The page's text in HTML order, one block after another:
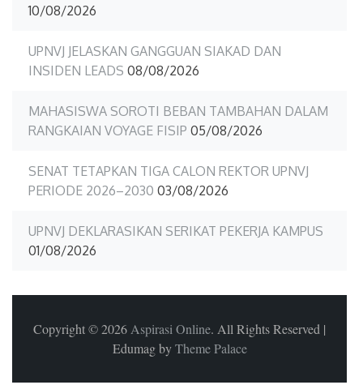
10/08/2026
UPNVJ JELASKAN GANGGUAN SIAKAD DAN
INSIDEN LEADS 08/08/2026
MAHASISWA SOROTI BEBAN TAMBAHAN DALAM
RANGKAIAN VOYAGE FISIP 05/08/2026
SENAT TETAPKAN TIGA CALON REKTOR UPNVJ
PERIODE 2026–2030 03/08/2026
UPNVJ DEKLARASIKAN SERIKAT PEKERJA KAMPUS
01/08/2026
Copyright © 2026 Aspirasi Online. All Rights Reserved |
Edumag byTheme Palace